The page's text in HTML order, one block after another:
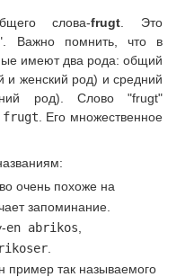
слова-frugt . Это
Важно помнить, что в
имеют два рода: общий
и женский род) и средний
род). Слово "frugt"
frugt . Его множественное
очень похоже на
запоминание.
en abrikos
пример так называемого